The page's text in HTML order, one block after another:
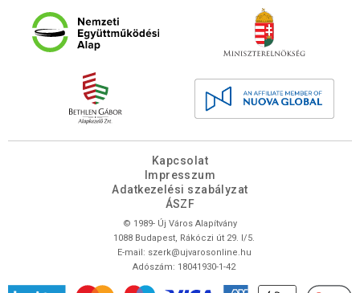
Kapcsolat
Impresszum
Adatkezelési szabályzat
ÁSZF
© 1989- Új Város Alapítvány
1088 Budapest, Rákóczi út 29. I/5.
E-mail: szerk@ujvarosonline.hu
Adószám: 18041930-1-42